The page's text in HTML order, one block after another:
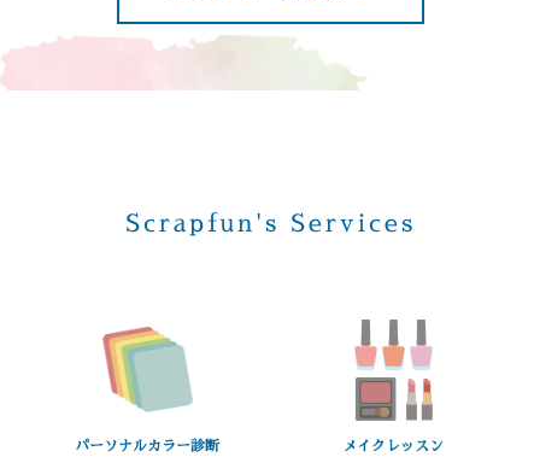
Scrapfun's Services
パーソナルカラー診断 メイクレッスン